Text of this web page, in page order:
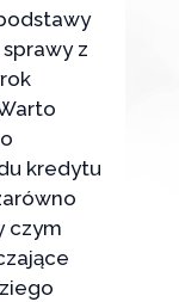
z
kredytu
czym